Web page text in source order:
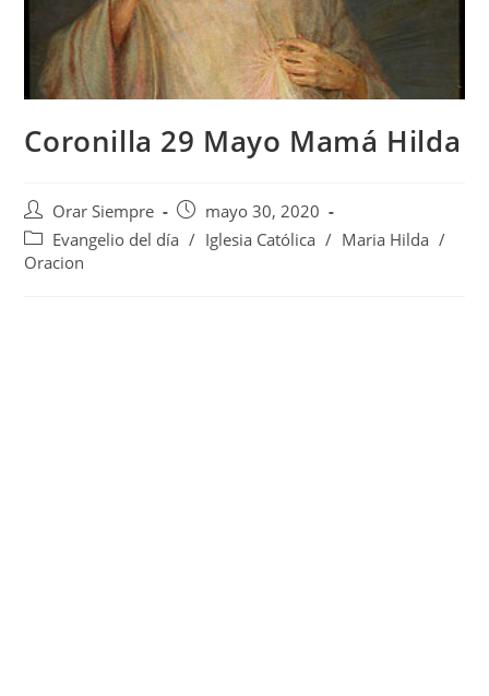
Coronilla 29 Mayo Mamá Hilda
Autor
de
la
Orar Siempre
Publicación
de
mayo 30, 2020
Categoría
de
Evangelio del día / Iglesia Católica / Maria Hilda /
Oracion